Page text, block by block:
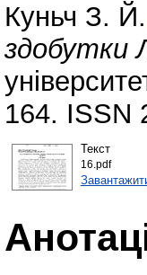
Куньч З. Й.
здобутки
164. ISSN
Текст
16.pdf